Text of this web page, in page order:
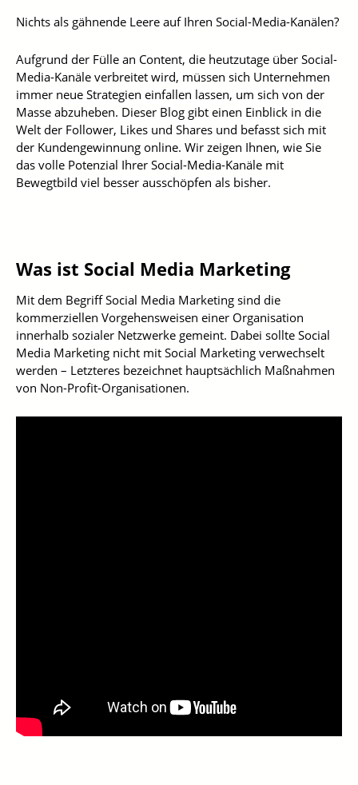
Nichts als gähnende Leere auf Ihren Social-Media-Kanälen?
Aufgrund der Fülle an Content, die heutzutage über Social-
Media-Kanäle verbreitet wird, müssen sich Unternehmen
immer neue Strategien einfallen lassen, um sich von der
Masse abzuheben. Dieser Blog gibt einen Einblick in die
Welt der Follower, Likes und Shares und befasst sich mit
der Kundengewinnung online. Wir zeigen Ihnen, wie Sie
das volle Potenzial Ihrer Social-Media-Kanäle mit
Bewegtbild viel besser ausschöpfen als bisher.
Was ist Social Media Marketing
Mit dem Begriff Social Media Marketing sind die
kommerziellen Vorgehensweisen einer Organisation
innerhalb sozialer Netzwerke gemeint. Dabei sollte Social
Media Marketing nicht mit Social Marketing verwechselt
werden – Letzteres bezeichnet hauptsächlich Maßnahmen
von Non-Profit-Organisationen.